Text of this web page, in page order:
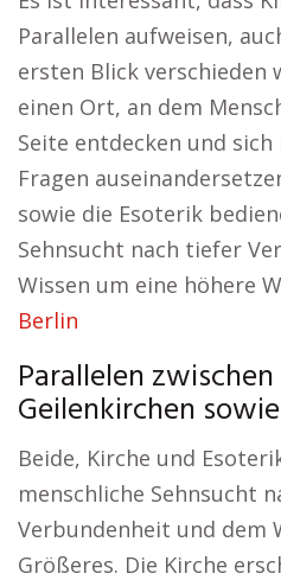
Parallelen aufweisen,
ersten Blick verschieden
einen Ort, an dem
Seite entdecken und
Fragen
sowie die Esoterik
Sehnsucht nach tiefer
Wissen um eine höhere
Berlin
Parallelen
Geilenkirchen
Beide, Kirche und
menschliche Sehnsucht
Verbundenheit und dem
Größeres. Die Kirche